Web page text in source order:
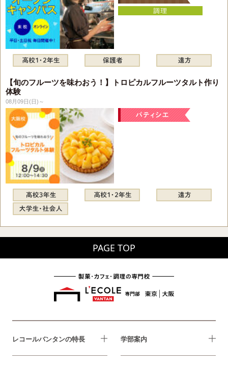
【旬のフルーツを味わおう！】トロピカルフルーツタルト作り
体験
08月09日(日)～
PAGE TOP
レコールバンタンの特長 学部案内